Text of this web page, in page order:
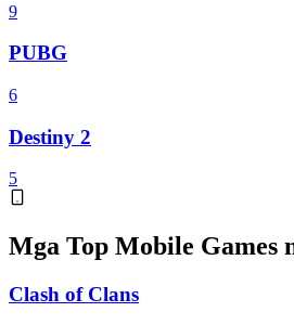
9
PUBG
6
Destiny 2
5
Mga Top Mobile Games
Clash of Clans